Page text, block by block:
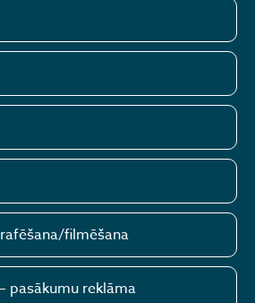
filmēšana
pasākumu reklāma